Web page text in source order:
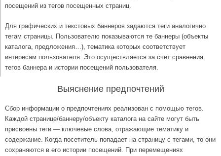
посещений из тегов посещенных страниц.
Для графических и текстовых баннеров задаются теги аналогично
тегам страницы. Пользователю показываются те баннеры (объекты
каталога, предложения…), тематика которых соответствует
интересам пользователя. Это осуществляется за счет сравнения
тегов баннера и истории посещений пользователя.
Выяснение предпочтений
Сбор информации о предпочтениях реализован с помощью тегов.
Каждой странице/баннеру/объекту каталога на сайте могут быть
присвоены теги — ключевые слова, отражающие тематику и
содержание. Когда посетитель попадает на страницу с тегами, то они
сохраняются в его истории посещений. При перемещениях